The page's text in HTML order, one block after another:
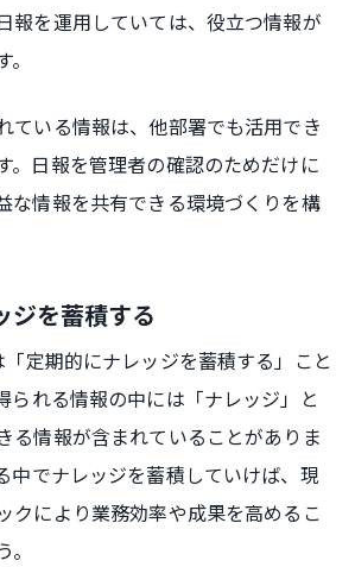
報を運用していては、役立つ情報が
ている情報は、他部署でも活用でき
。日報を管理者の確認のためだけに
な情報を共有できる環境づくりを構
ジを蓄積する
定期的にナレッジを蓄積する」こと
られる情報の中には「ナレッジ」と
る情報が含まれていることがありま
中でナレッジを蓄積していけば、現
クにより業務効率や成果を高めるこ